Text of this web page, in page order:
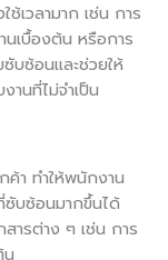
เวลามาก เช่น การ
นเบื้องต้น หรือการ
บซ้อนและช่วยให้
านที่ไม่จำเป็น
ค้า ทำให้พนักงาน
บซ้อนมากขึ้นได้
ารต่าง ๆ เช่น การ
น